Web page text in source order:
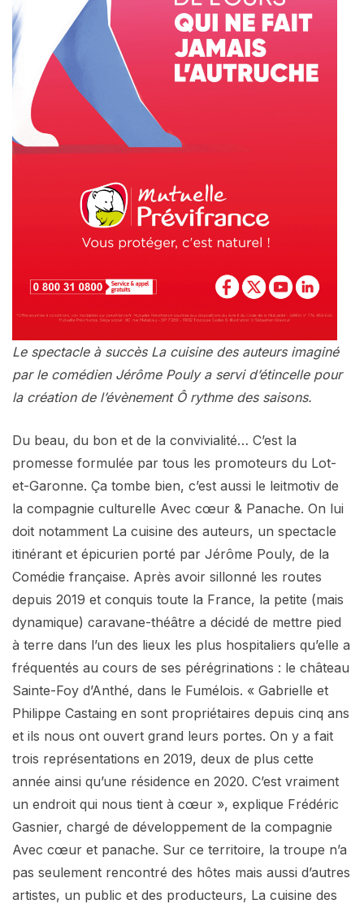
Le spectacle à succès La cuisine des auteurs imaginé
par le comédien Jérôme Pouly a servi d’étincelle pour
la création de l’évènement Ô rythme des saisons.
Du beau, du bon et de la convivialité… C’est la
promesse formulée par tous les promoteurs du Lot-
et-Garonne. Ça tombe bien, c’est aussi le leitmotiv de
la compagnie culturelle Avec cœur & Panache. On lui
doit notamment La cuisine des auteurs, un spectacle
itinérant et épicurien porté par Jérôme Pouly, de la
Comédie française. Après avoir sillonné les routes
depuis 2019 et conquis toute la France, la petite (mais
dynamique) caravane-théâtre a décidé de mettre pied
à terre dans l’un des lieux les plus hospitaliers qu’elle a
fréquentés au cours de ses pérégrinations : le château
Sainte-Foy d’Anthé, dans le Fumélois. « Gabrielle et
Philippe Castaing en sont propriétaires depuis cinq ans
et ils nous ont ouvert grand leurs portes. On y a fait
trois représentations en 2019, deux de plus cette
année ainsi qu’une résidence en 2020. C’est vraiment
un endroit qui nous tient à cœur », explique Frédéric
Gasnier, chargé de développement de la compagnie
Avec cœur et panache. Sur ce territoire, la troupe n’a
pas seulement rencontré des hôtes mais aussi d’autres
artistes, un public et des producteurs, La cuisine des